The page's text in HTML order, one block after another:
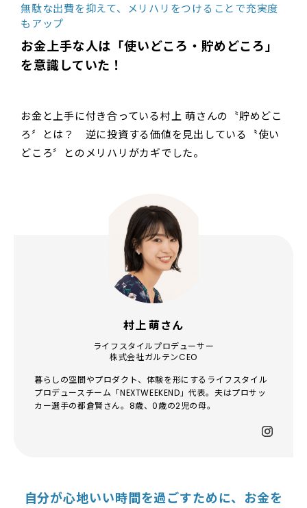
無駄な出費を抑えて、メリハリをつけることで充実度
もアップ
お金上手な人は「使いどころ・貯めどころ」
を意識していた！
お金と上手に付き合っている村上 萌さんの〝貯めどこ
ろ〞とは？ 逆に投資する価値を見出している〝使い
どころ〞とのメリハリがカギでした。
村上 萌さん
ライフスタイルプロデューサー
株式会社ガルテンCEO
暮らしの空間やプロダクト、体験を形にするライフスタイル
プロデュースチーム「NEXTWEEKEND」代表。夫はプロサッ
カー選手の都倉賢さん。8歳、0歳の2児の母。
自分が心地いい時間を過ごすために、お金を